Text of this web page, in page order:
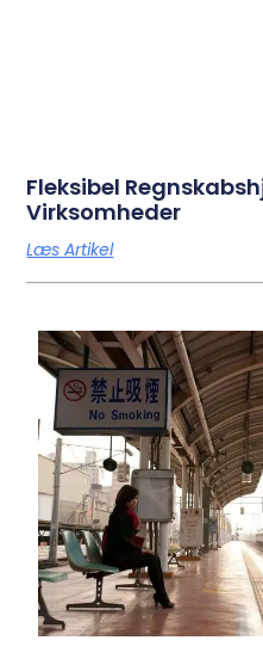
Fleksibel
Virksomheder
Læs Artikel